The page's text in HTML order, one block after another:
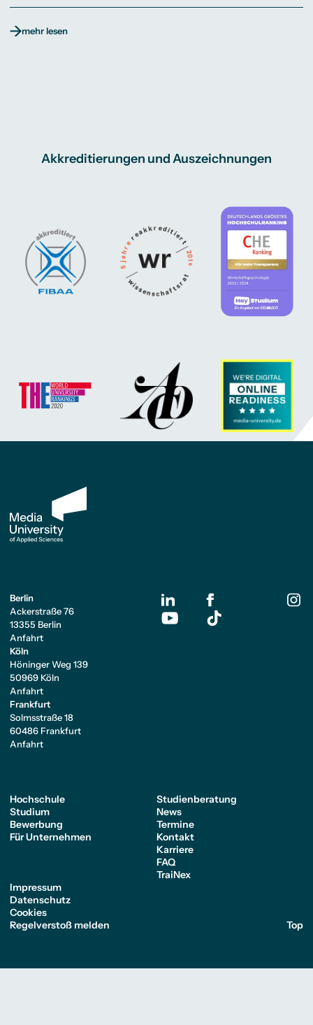
mehr lesen
Akkreditierungen und Auszeichnungen
Berlin
Ackerstraße 76
13355 Berlin
Anfahrt
Köln
Höninger Weg 139
50969 Köln
Anfahrt
Frankfurt
Solmsstraße 18
60486 Frankfurt
Anfahrt
Hochschule
Studium
Bewerbung
Für Unternehmen
Studienberatung
News
Termine
Kontakt
Karriere
FAQ
TraiNex
Impressum
Datenschutz
Cookies
Regelverstoß melden
Top